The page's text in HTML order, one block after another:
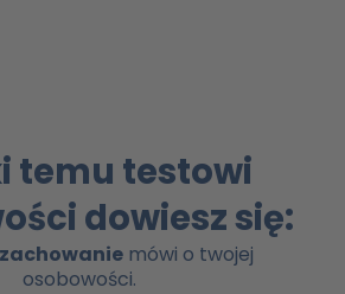
temu testowi
dowiesz się:
zachowanie mówi o twojej
osobowości.